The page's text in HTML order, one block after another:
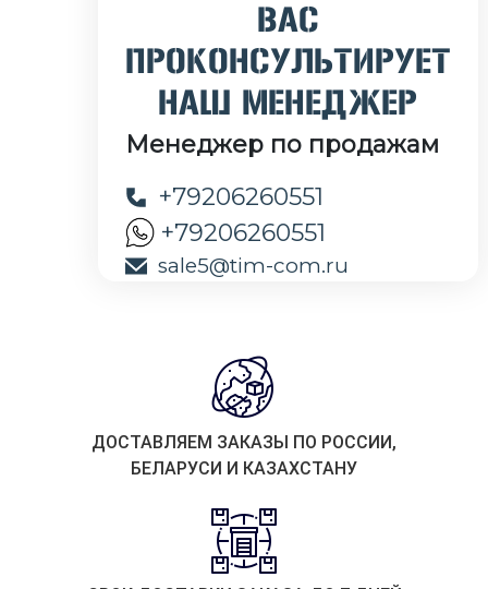
ВАС
ПРОКОНСУЛЬТИРУЕТ
НАШ МЕНЕДЖЕР
Менеджер по продажам
+79206260551
+79206260551
sale5@tim-com.ru
ДОСТАВЛЯЕМ ЗАКАЗЫ ПО РОССИИ,
БЕЛАРУСИ И КАЗАХСТАНУ